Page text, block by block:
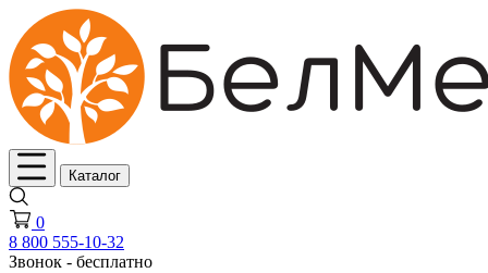
Каталог
0
8 800 555-10-32
Звонок - бесплатно